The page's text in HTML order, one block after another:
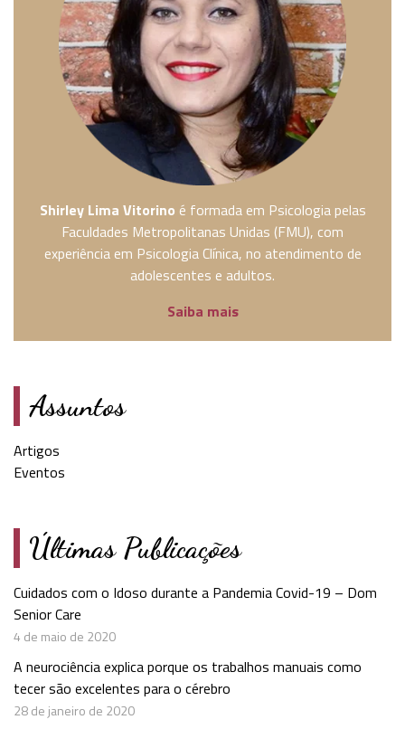
Shirley Lima Vitorino é formada em Psicologia pelas
Faculdades Metropolitanas Unidas (FMU), com
experiência em Psicologia Clínica, no atendimento de
adolescentes e adultos.
Saiba mais
Assuntos
Artigos
Eventos
Últimas Publicações
Cuidados com o Idoso durante a Pandemia Covid-19 – Dom
Senior Care
4 de maio de 2020
A neurociência explica porque os trabalhos manuais como
tecer são excelentes para o cérebro
28 de janeiro de 2020